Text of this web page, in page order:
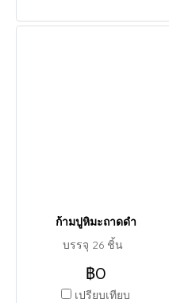
ก้ามปูหิมะถาดดำ
บรรจุ 26 ชิ้น
฿0
เปรียบเทียบ